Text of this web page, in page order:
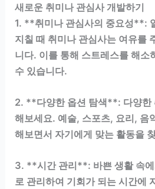
새로운 취미나 관심사 개발하기
1. **취미나 관심사의 중요성**:
지칠 때 취미나 관심사는 여유를
니다. 이를 통해 스트레스를 해소
수 있습니다.
2. **다양한 옵션 탐색**: 다양한
해보세요. 예술, 스포츠, 요리, 음
해보면서 자기에게 맞는 활동을
3. **시간 관리**: 바쁜 생활 속
로 관리하여 기회가 되는 시간에